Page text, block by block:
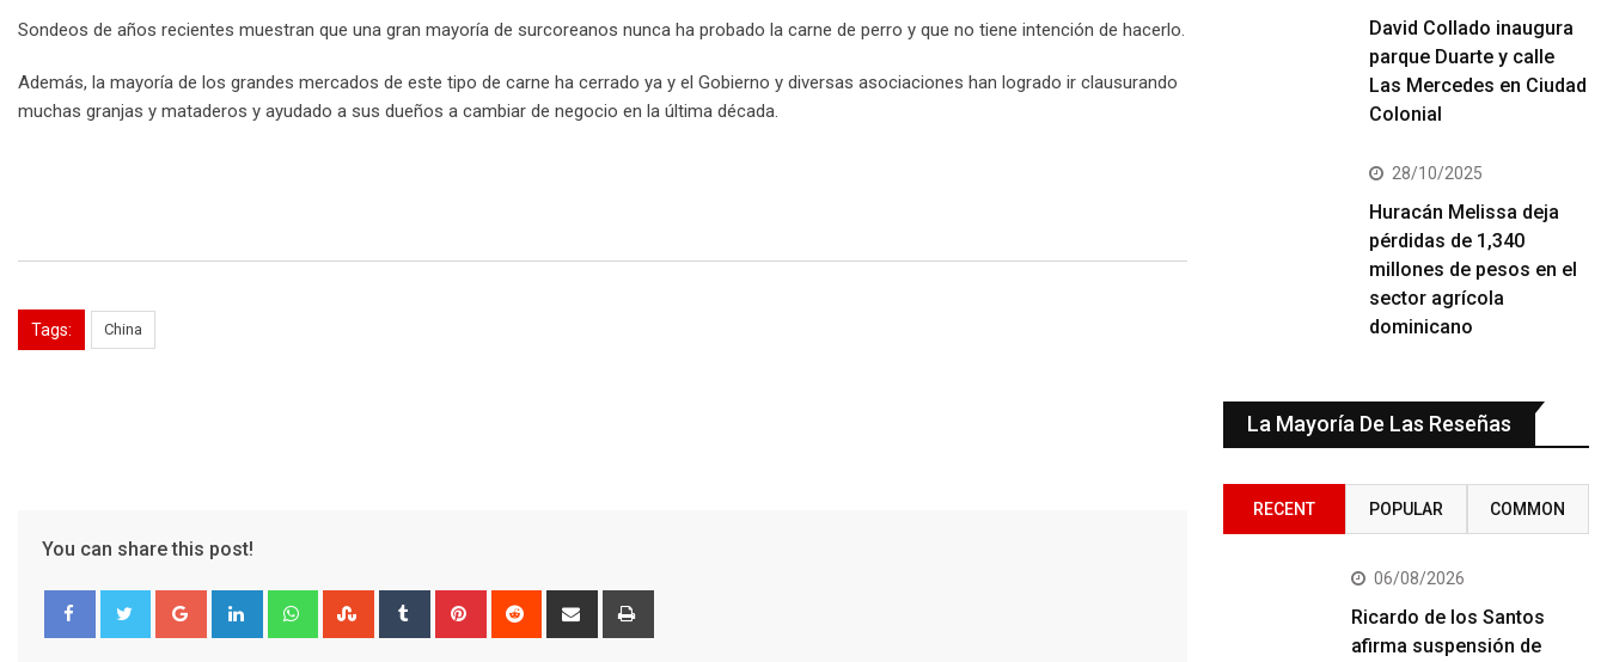
Sondeos de años recientes muestran que una gran mayoría de surcoreanos nunca ha probado la carne de perro y que no tiene intención de hacerlo.
Además, la mayoría de los grandes mercados de este tipo de carne ha cerrado ya y el Gobierno y diversas asociaciones han logrado ir clausurando
muchas granjas y mataderos y ayudado a sus dueños a cambiar de negocio en la última década.
Tags: China
You can share this post!
Google+ LinkedIn WhatsappStumbleUpon
Tumblr Pinterest Reddit
Share
David Collado inaugura
parque Duarte y calle
Las Mercedes en Ciudad
Colonial
28/10/2025
Huracán Melissa deja
pérdidas de 1,340
millones de pesos en el
sector agrícola
dominicano
La Mayoría De Las Reseñas
RECENT POPULAR COMMON
06/08/2026
Ricardo de los Santos
afirma suspensión de